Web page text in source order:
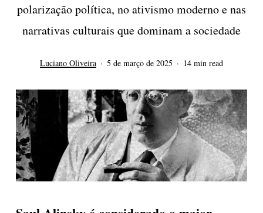
polarização política, no ativismo moderno e nas
narrativas culturais que dominam a sociedade
Luciano Oliveira 5 de março de 2025 14 min read